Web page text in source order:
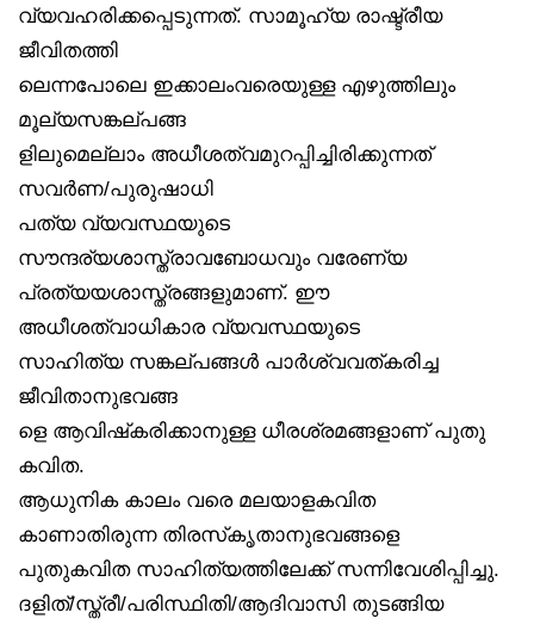
വ്യവഹരിക്കപ്പെടുന്നത്. സാമൂഹ്യ രാഷ്ട്രീയ
ജീവിതത്തി
ലെന്നപോലെ ഇക്കാലംവരെയുള്ള എഴുത്തിലും
മൂല്യസങ്കല്പങ്ങ
ളിലുമെല്ലാം അധീശത്വമുറപ്പിച്ചിരിക്കുന്നത്
സവർണ/പുരുഷാധി
പത്യ വ്യവസ്ഥയുടെ
സൗന്ദര്യശാസ്ത്രാവബോധവും വരേണ്യ
പ്രത്യയശാസ്ത്രങ്ങളുമാണ്. ഈ
അധീശത്വാധികാര വ്യവസ്ഥയുടെ
സാഹിത്യ സങ്കല്പങ്ങൾ പാർശ്വവത്കരിച്ച
ജീവിതാനുഭവങ്ങ
ളെ ആവിഷ്‌കരിക്കാനുള്ള ധീരശ്രമങ്ങളാണ് പുതു
കവിത.
ആധുനിക കാലം വരെ മലയാളകവിത
കാണാതിരുന്ന തിരസ്‌കൃതാനുഭവങ്ങളെ
പുതുകവിത സാഹിത്യത്തിലേക്ക് സന്നിവേശിപ്പിച്ചു.
ദളിത്/സ്ത്രീ/പരിസ്ഥിതി/ആദിവാസി തുടങ്ങിയ